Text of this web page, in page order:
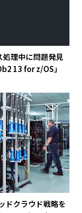
処理中に問題発見
13 for z/OS」
ドクラウド戦略を